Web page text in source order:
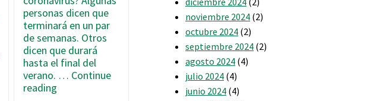
personas dicen que
terminará en un par
de semanas. Otros
dicen que durará
hasta el final del
verano. … Continue
reading
noviembre 2024 (2)
octubre 2024 (2)
septiembre 2024 (2)
agosto 2024 (4)
julio 2024 (4)
junio 2024 (4)